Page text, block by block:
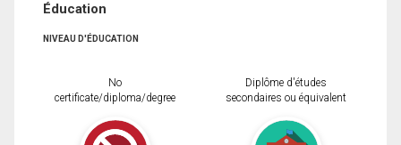
Éducation
NIVEAU D'ÉDUCATION
No
certificate/diploma/degree
Diplôme d'études
secondaires ou équivalent